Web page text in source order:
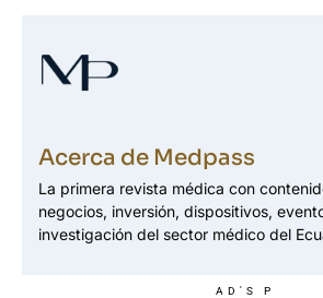
Acerca de Medpass
La primera revista médica con
negocios, inversión, dispositivos,
investigación del sector médico del
AD'S P